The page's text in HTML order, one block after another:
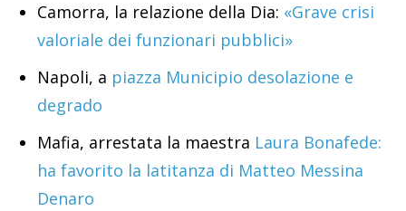
Camorra, la relazione della Dia: «Grave crisi
valoriale dei funzionari pubblici»
Napoli, a piazza Municipio desolazione e
degrado
Mafia, arrestata la maestra Laura Bonafede:
ha favorito la latitanza di Matteo Messina
Denaro